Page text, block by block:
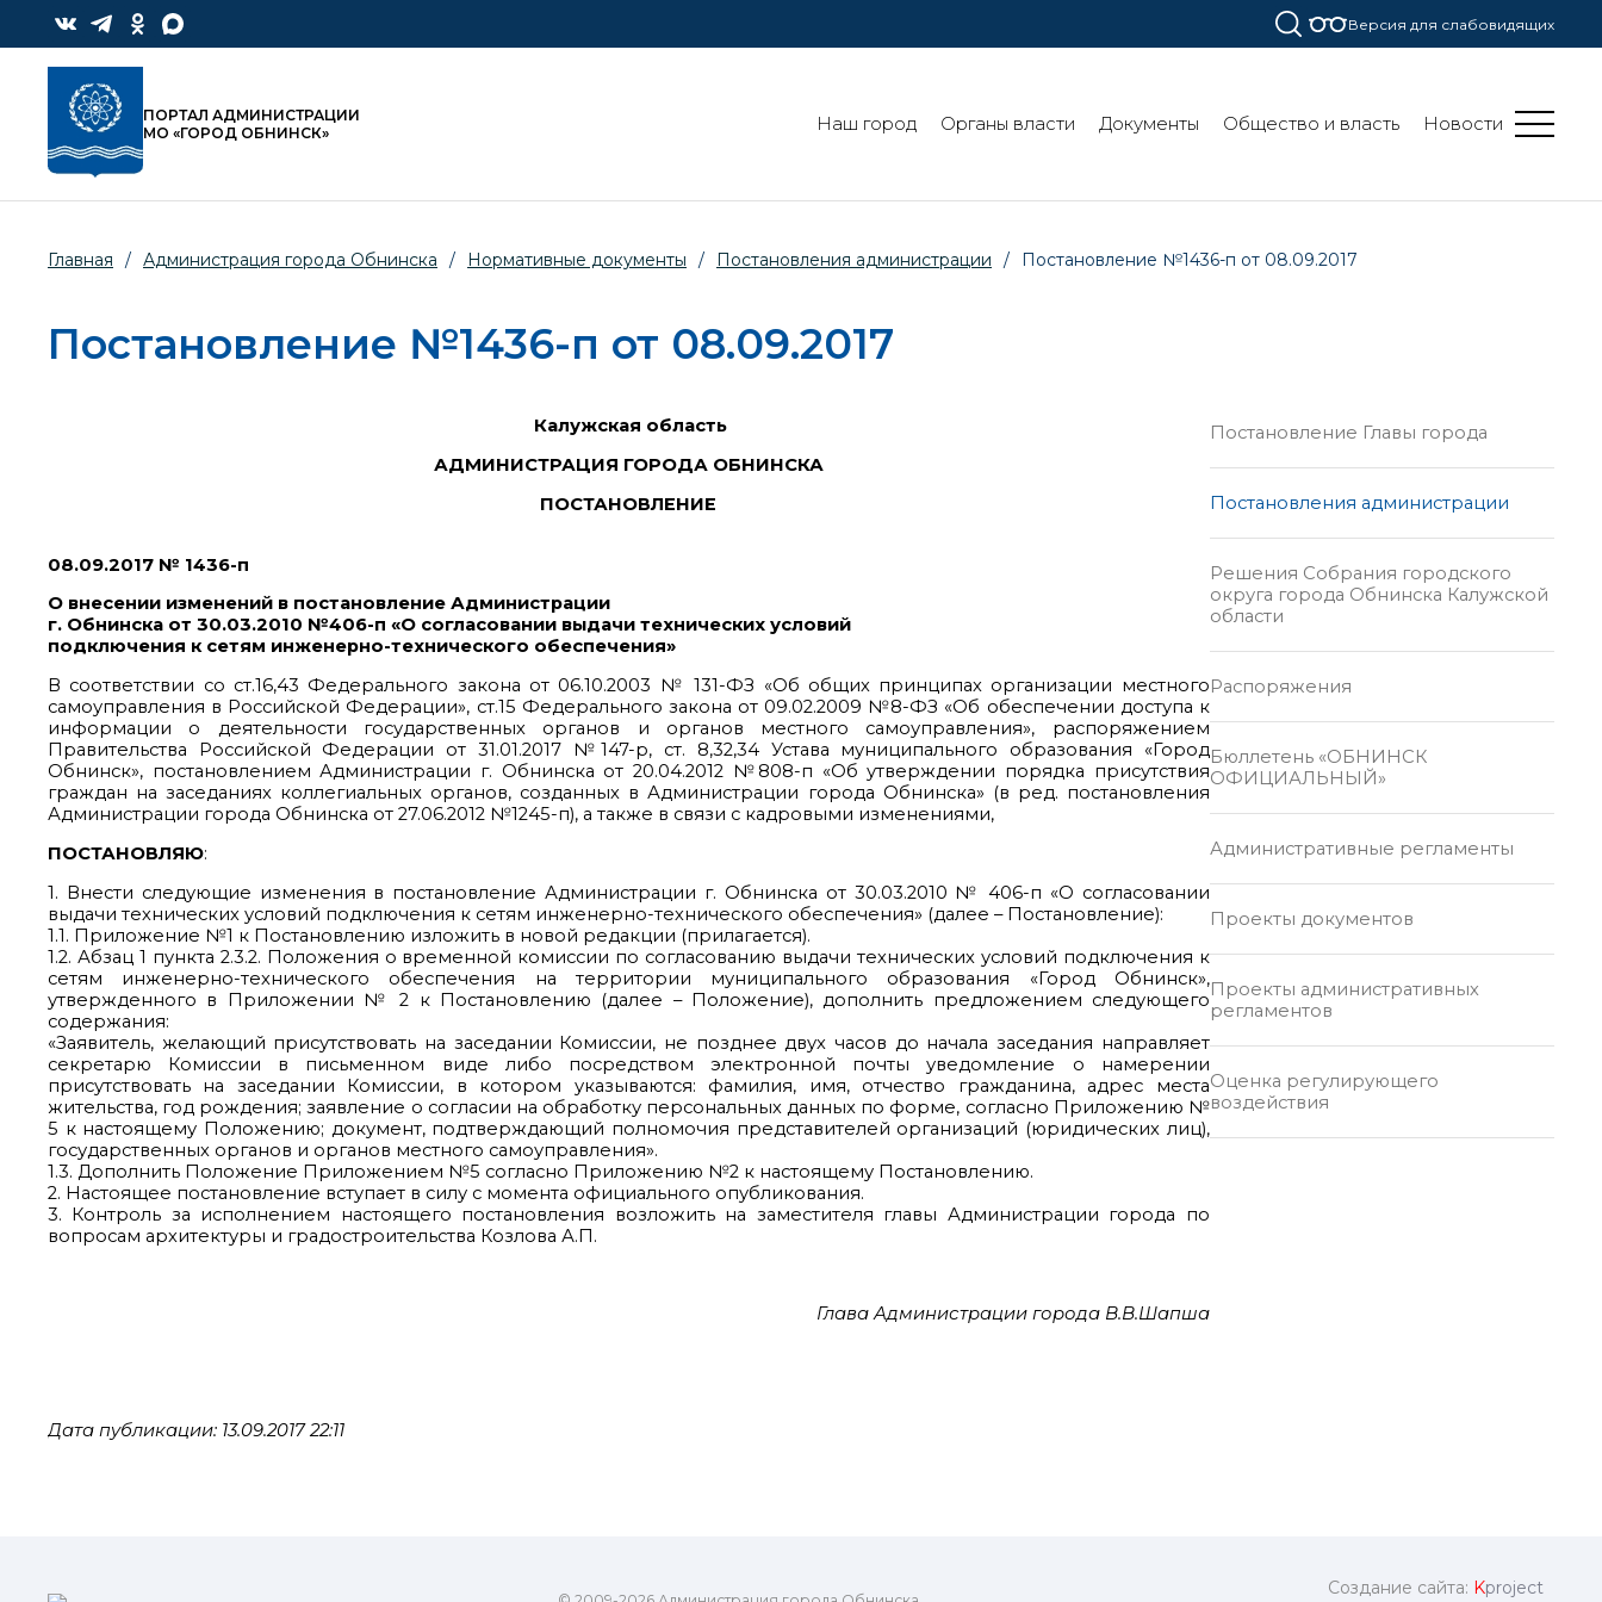
Версия для слабовидящих
ПОРТАЛ АДМИНИСТРАЦИИ
МО «ГОРОД ОБНИНСК»
Наш город Органы власти Документы Общество и власть Новости
Главная / Администрация города Обнинска / Нормативные документы / Постановления администрации / Постановление №1436-п от 08.09.2017
Постановление №1436-п от 08.09.2017
Калужская область
АДМИНИСТРАЦИЯ ГОРОДА ОБНИНСКА
ПОСТАНОВЛЕНИЕ
08.09.2017 № 1436-п
О внесении изменений в постановление Администрации
г. Обнинска от 30.03.2010 №406-п «О согласовании выдачи технических условий
подключения к сетям инженерно-технического обеспечения»
В соответствии со ст.16,43 Федерального закона от 06.10.2003 № 131-ФЗ «Об общих принципах организации местного
самоуправления в Российской Федерации», ст.15 Федерального закона от 09.02.2009 №8-ФЗ «Об обеспечении доступа к
информации о деятельности государственных органов и органов местного самоуправления», распоряжением
Правительства Российской Федерации от 31.01.2017 №147-р, ст. 8,32,34 Устава муниципального образования «Город
Обнинск», постановлением Администрации г. Обнинска от 20.04.2012 №808-п «Об утверждении порядка присутствия
граждан на заседаниях коллегиальных органов, созданных в Администрации города Обнинска» (в ред. постановления
Администрации города Обнинска от 27.06.2012 №1245-п), а также в связи с кадровыми изменениями,
ПОСТАНОВЛЯЮ:
1. Внести следующие изменения в постановление Администрации г. Обнинска от 30.03.2010 № 406-п «О согласовании
выдачи технических условий подключения к сетям инженерно-технического обеспечения» (далее – Постановление):
1.1. Приложение №1 к Постановлению изложить в новой редакции (прилагается).
1.2. Абзац 1 пункта 2.3.2. Положения о временной комиссии по согласованию выдачи технических условий подключения к
сетям инженерно-технического обеспечения на территории муниципального образования «Город Обнинск»,
утвержденного в Приложении № 2 к Постановлению (далее – Положение), дополнить предложением следующего
содержания:
«Заявитель, желающий присутствовать на заседании Комиссии, не позднее двух часов до начала заседания направляет
секретарю Комиссии в письменном виде либо посредством электронной почты уведомление о намерении
присутствовать на заседании Комиссии, в котором указываются: фамилия, имя, отчество гражданина, адрес места
жительства, год рождения; заявление о согласии на обработку персональных данных по форме, согласно Приложению №
5 к настоящему Положению; документ, подтверждающий полномочия представителей организаций (юридических лиц),
государственных органов и органов местного самоуправления».
1.3. Дополнить Положение Приложением №5 согласно Приложению №2 к настоящему Постановлению.
2. Настоящее постановление вступает в силу с момента официального опубликования.
3. Контроль за исполнением настоящего постановления возложить на заместителя главы Администрации города по
вопросам архитектуры и градостроительства Козлова А.П.
Глава Администрации города В.В.Шапша
Дата публикации: 13.09.2017 22:11
Постановление Главы города
Постановления администрации
Решения Собрания городского
округа города Обнинска Калужской
области
Распоряжения
Бюллетень «ОБНИНСК
ОФИЦИАЛЬНЫЙ»
Административные регламенты
Проекты документов
Проекты административных
регламентов
Оценка регулирующего
воздействия
Создание сайта: Kproject